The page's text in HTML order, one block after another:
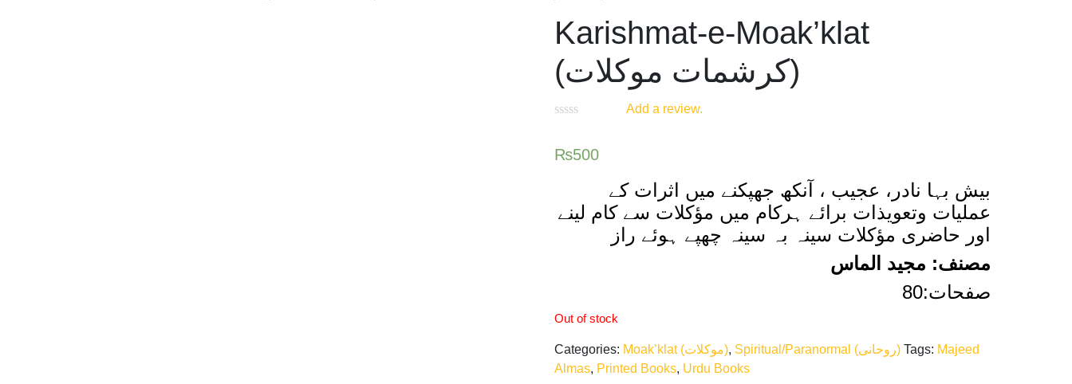
Karishmat-e-Moak’klat
(کرشمات موکلات)
Add a review.
₨500
بیش بہا نادر، عجیب ، آنکھ جھپکنے میں اثرات کے
عملیات وتعویذات برائے ہرکام میں مؤکلات سے کام لینے
اور حاضری مؤکلات سینہ بہ سینہ چھپے ہوئے راز
مصنف: مجید الماس
صفحات:80
Out of stock
Categories: Moak’klat (موکلات), Spiritual/Paranormal (روحانی) Tags: Majeed
Almas, Printed Books, Urdu Books